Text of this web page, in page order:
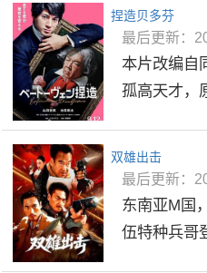
捏造贝多芬
最后更新：
本片改编自
孤高天才，
双雄出击
最后更新：
东南亚M国
伍特种兵哥